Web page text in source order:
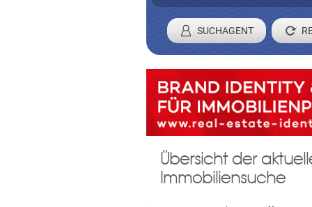
SUCHAGENT
Registrieren
Damit wir ihre Anfrage
Übersicht der
Immobiliensuche